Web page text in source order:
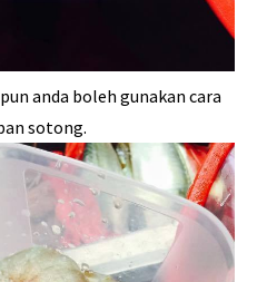
anda boleh gunakan cara
sotong.